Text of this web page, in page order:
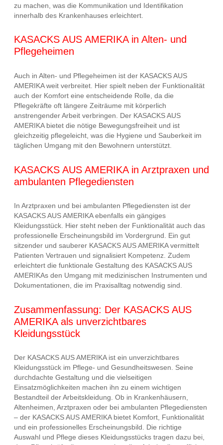
zu machen, was die Kommunikation und Identifikation
innerhalb des Krankenhauses erleichtert.
KASACKS AUS AMERIKA in Alten- und
Pflegeheimen
Auch in Alten- und Pflegeheimen ist der KASACKS AUS
AMERIKA weit verbreitet. Hier spielt neben der Funktionalität
auch der Komfort eine entscheidende Rolle, da die
Pflegekräfte oft längere Zeiträume mit körperlich
anstrengender Arbeit verbringen. Der KASACKS AUS
AMERIKA bietet die nötige Bewegungsfreiheit und ist
gleichzeitig pflegeleicht, was die Hygiene und Sauberkeit im
täglichen Umgang mit den Bewohnern unterstützt.
KASACKS AUS AMERIKA in Arztpraxen und
ambulanten Pflegediensten
In Arztpraxen und bei ambulanten Pflegediensten ist der
KASACKS AUS AMERIKA ebenfalls ein gängiges
Kleidungsstück. Hier steht neben der Funktionalität auch das
professionelle Erscheinungsbild im Vordergrund. Ein gut
sitzender und sauberer KASACKS AUS AMERIKA vermittelt
Patienten Vertrauen und signalisiert Kompetenz. Zudem
erleichtert die funktionale Gestaltung des KASACKS AUS
AMERIKAs den Umgang mit medizinischen Instrumenten und
Dokumentationen, die im Praxisalltag notwendig sind.
Zusammenfassung: Der KASACKS AUS
AMERIKA als unverzichtbares
Kleidungsstück
Der KASACKS AUS AMERIKA ist ein unverzichtbares
Kleidungsstück im Pflege- und Gesundheitswesen. Seine
durchdachte Gestaltung und die vielseitigen
Einsatzmöglichkeiten machen ihn zu einem wichtigen
Bestandteil der Arbeitskleidung. Ob in Krankenhäusern,
Altenheimen, Arztpraxen oder bei ambulanten Pflegediensten
– der KASACKS AUS AMERIKA bietet Komfort, Funktionalität
und ein professionelles Erscheinungsbild. Die richtige
Auswahl und Pflege dieses Kleidungsstücks tragen dazu bei,